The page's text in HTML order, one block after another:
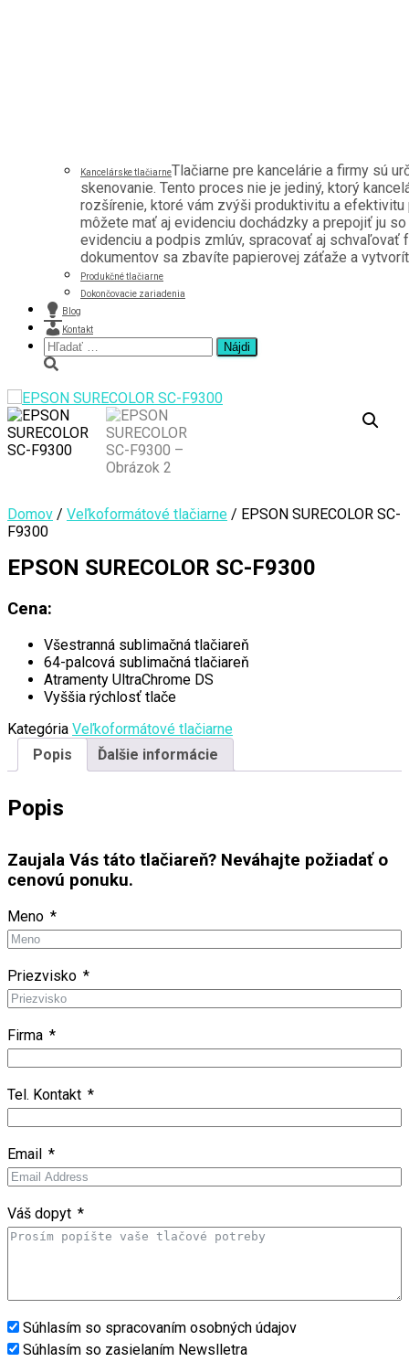
Kancelárske tlačiarneTlačiarne pre kancelárie a firmy sú
skenovanie. Tento proces nie je jediný, ktorý
rozšírenie, ktoré vám zvýši produktivitu a efektivitu
môžete mať aj evidenciu dochádzky a prepojiť ju
evidenciu a podpis zmlúv, spracovať aj schvaľovať
dokumentov sa zbavíte papierovej záťaže a
Produkčné tlačiarne
Dokončovacie zariadenia
Blog
Kontakt
Hľadať:
Domov / Veľkoformátové tlačiarne / EPSON SURECOLOR SC-
F9300
EPSON SURECOLOR SC-F9300
Cena:
Všestranná sublimačná tlačiareň
64-palcová sublimačná tlačiareň
Atramenty UltraChrome DS
Vyššia rýchlosť tlače
Kategória Veľkoformátové tlačiarne
Popis
Ďalšie informácie
Popis
Zaujala Vás táto tlačiareň? Neváhajte požiadať o
cenovú ponuku.
Meno
Priezvisko
Firma
Tel. Kontakt
Email
Váš dopyt
Súhlasím so spracovaním osobných údajov
Súhlasím so zasielaním Newslletra